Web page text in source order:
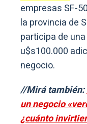
empresas SF-
la provincia de
participa de
u$s100.000
negocio.
//Mirá también:
un negocio
¿cuánto